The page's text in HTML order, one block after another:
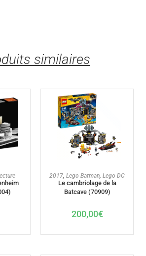
similaires
AJOUTER AU PANIER
2017, Lego Batman, Lego DC
Le cambriolage de la
Batcave (70909)
200,00€